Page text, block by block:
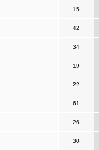
15
42
34
19
22
61
26
30